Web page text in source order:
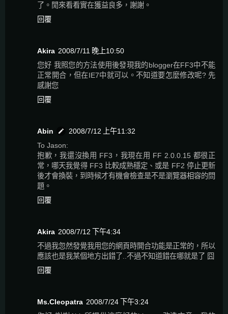
了。閒來看看實在獲益良多，謝謝。
回覆
Akira 2008/7/11 晚上10:50
您好 我照您的方法使用後發現我的blogger在FF3中不能
正常開合，但在IE7中就可以。不知道要怎麼修改呢? 先
感謝您
回覆
Abin
2008/7/12 上午11:32
To Jason:
抱歉，我還沒換用 FF3，我現在用 FF 2.0.0.15 都很正
常，哪天我覺得 FF3 比較成熟穩定、或是 FF2 停止更新
後才會換裝，到時候才有機會檢查是不是瀏覽器相容的問
題。
回覆
Akira 2008/7/12 下午4:34
不過我忽然發覺我用您的網頁時開合功能是正常的，所以
應該也是我某個地方出錯了..不過不知道錯在哪就是了 囧
回覆
Ms.Cleopatra 2008/7/24 下午3:24